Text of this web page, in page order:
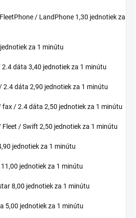
/ LandPhone 1,30 jednotiek za
za 1 minútu
dáta 3,40 jednotiek za 1 minútu
dáta 2,90 jednotiek za 1 minútu
/ 2.4 dáta 2,50 jednotiek za 1 minútu
/ Swift 2,50 jednotiek za 1 minútu
jednotiek za 1 minútu
jednotiek za 1 minútu
8,00 jednotiek za 1 minútu
5,00 jednotiek za 1 minútu